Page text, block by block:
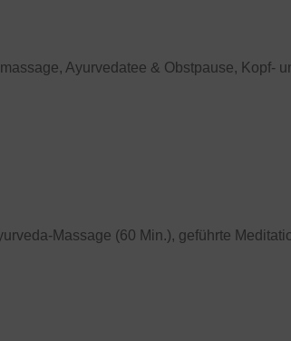
Ayurvedatee & Obstpause, Kopf-
Massage (60 Min.), geführte